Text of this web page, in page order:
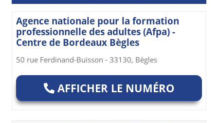
Agence nationale pour la formation
professionnelle des adultes (Afpa) -
Centre de Bordeaux Bègles
50 rue Ferdinand-Buisson - 33130, Bègles
AFFICHER LE NUMÉRO